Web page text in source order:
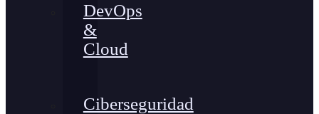
DevOps
&
Cloud
Ciberseguridad